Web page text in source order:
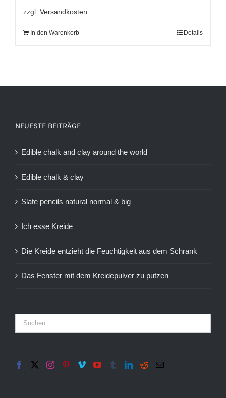
zzgl. Versandkosten
In den Warenkorb Details
NEUESTE BEITRÄGE
Edible chalk and clay around the world
Edible chalk & clay
Slate pencils natural normal & big
Ich esse Kreide
Die Kreide entzieht die Feuchtigkeit aus dem Schrank
Das Fenster mit dem Kreidepulver zu putzen